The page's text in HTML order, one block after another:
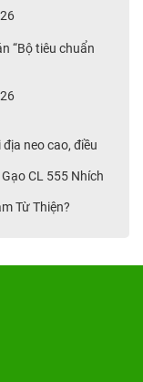
“Bộ tiêu chuẩn
neo cao, điều
CL 555 Nhích
Từ Thiện?